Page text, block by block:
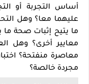
أساس التجربة أو
عليهما معا؟ وهل
ما يتيح إثبات صحة
معايير أخرى؟ وهل
معاصرة منفتحة؟
مجردة خالصة؟